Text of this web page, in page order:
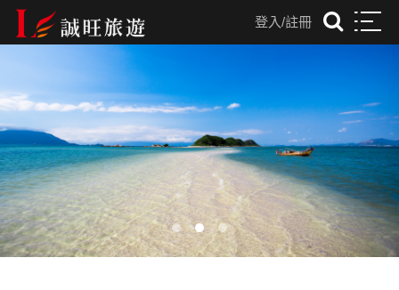
登入/註冊
往前 往後